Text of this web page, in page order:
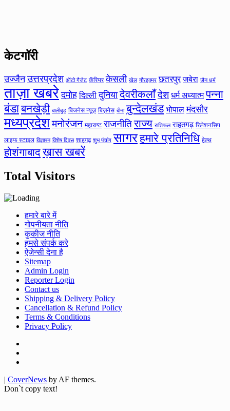
केटगॉरी
उज्जैन उत्तरप्रदेश ऑटो गैजेट कॅरियर केसली खेल गौरझामर छतरपुर जबेरा जैन धर्म
ताज़ा खबरे दमोह दिल्ली दुनिया देवरीकलाँदेश धर्म अध्यात्म पन्ना
बंडाबनखेड़ी बालीबुड बिजनेस न्यूज़ बिज़नेस बीना बुन्देलखंड भोपाल मंदसौर
मध्यप्रदेशमनोरंजन महाराष्ट राजनीतिराज्य राशिफल राहतगढ़ रिलेशनसिप
लाइफ स्टाइल विज्ञापन विशेष दिवस शाहगढ़ शुभ पंचांग सागरहमारे प्रतिनिधि हेल्थ
होशंगाबादख़ास खबरें
Total Visitors
हमारे बारे में
गोपनीयता नीति
कुकीज नीति
हमसे संपर्क करे
ऐजेन्सी देना है
Sitemap
Admin Login
Reporter Login
Contact us
Shipping & Delivery Policy
Cancellation & Refund Policy
Terms & Conditions
Privacy Policy
| CoverNews by AF themes.
Don`t copy text!